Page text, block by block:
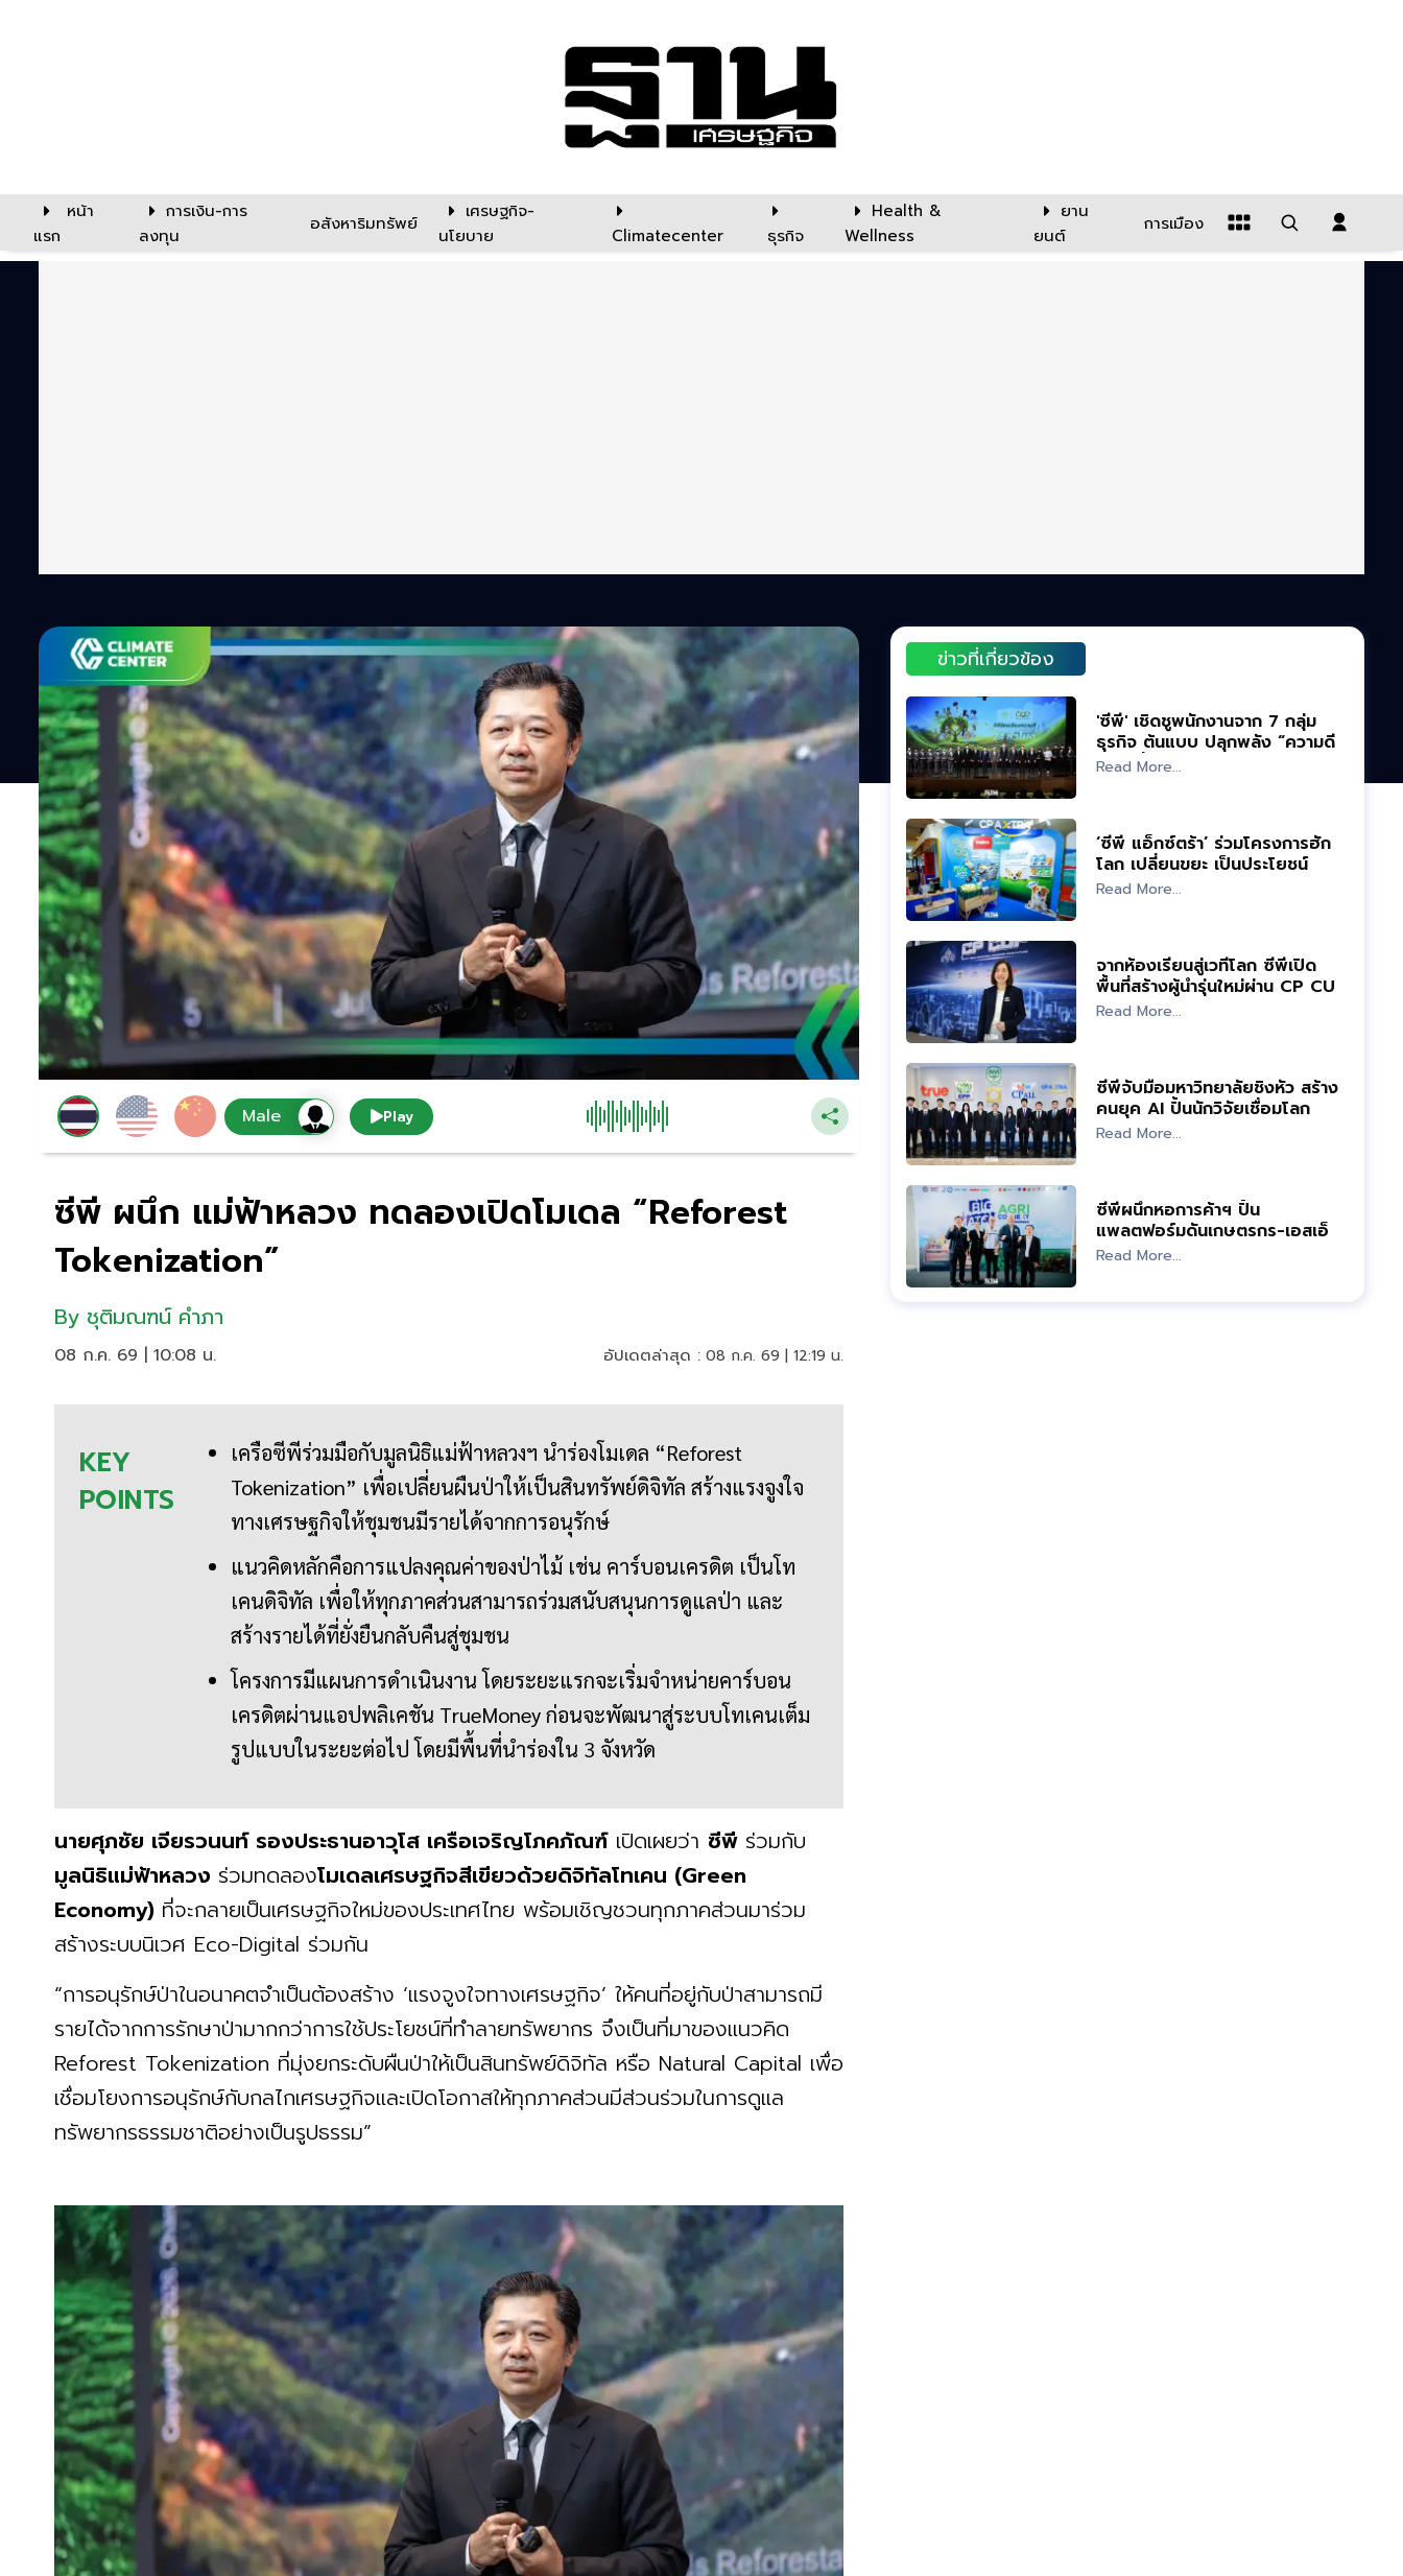
หน้า
แรก
การเงิน-การ
ลงทุน
อสังหาริมทรัพย์
เศรษฐกิจ-
นโยบาย
Climatecenter ธุรกิจ
Health &
Wellness
ยาน
ยนต์
การเมือง
Play
ซีพี ผนึก แม่ฟ้าหลวง ทดลองเปิดโมเดล “Reforest
Tokenization”
By ชุติมณฑน์ คำภา
08 ก.ค. 69 | 10:08 น. อัปเดตล่าสุด : 08 ก.ค. 69 | 12:19 น.
KEY
POINTS
เครือซีพีร่วมมือกับมูลนิธิแม่ฟ้าหลวงฯ นำร่องโมเดล “Reforest
Tokenization” เพื่อเปลี่ยนผืนป่าให้เป็นสินทรัพย์ดิจิทัล สร้างแรงจูงใจ
ทางเศรษฐกิจให้ชุมชนมีรายได้จากการอนุรักษ์
แนวคิดหลักคือการแปลงคุณค่าของป่าไม้ เช่น คาร์บอนเครดิต เป็นโท
เคนดิจิทัล เพื่อให้ทุกภาคส่วนสามารถร่วมสนับสนุนการดูแลป่า และ
สร้างรายได้ที่ยั่งยืนกลับคืนสู่ชุมชน
โครงการมีแผนการดำเนินงาน โดยระยะแรกจะเริ่มจำหน่ายคาร์บอน
เครดิตผ่านแอปพลิเคชัน TrueMoney ก่อนจะพัฒนาสู่ระบบโทเคนเต็ม
รูปแบบในระยะต่อไป โดยมีพื้นที่นำร่องใน 3 จังหวัด
นายศุภชัย เจียรวนนท์ รองประธานอาวุโส เครือเจริญโภคภัณฑ์เปิดเผยว่า ซีพี ร่วมกับ
มูลนิธิแม่ฟ้าหลวง ร่วมทดลองโมเดลเศรษฐกิจสีเขียวด้วยดิจิทัลโทเคน (Green
Economy) ที่จะกลายเป็นเศรษฐกิจใหม่ของประเทศไทย พร้อมเชิญชวนทุกภาคส่วนมาร่วม
สร้างระบบนิเวศ Eco-Digital ร่วมกัน
“การอนุรักษ์ป่าในอนาคตจำเป็นต้องสร้าง ‘แรงจูงใจทางเศรษฐกิจ’ ให้คนที่อยู่กับป่าสามารถมี
รายได้จากการรักษาป่ามากกว่าการใช้ประโยชน์ที่ทำลายทรัพยากร จึงเป็นที่มาของแนวคิด
Reforest Tokenization ที่มุ่งยกระดับผืนป่าให้เป็นสินทรัพย์ดิจิทัล หรือ Natural Capital เพื่อ
เชื่อมโยงการอนุรักษ์กับกลไกเศรษฐกิจและเปิดโอกาสให้ทุกภาคส่วนมีส่วนร่วมในการดูแล
ทรัพยากรธรรมชาติอย่างเป็นรูปธรรม”
ข่าวที่เกี่ยวข้อง
'ซีพี' เชิดชูพนักงานจาก 7 กลุ่ม
ธุรกิจ ต้นแบบ ปลุกพลัง “ความดี”
ขับเคลื่อนองค์กร
Read More...
‘ซีพี แอ็กซ์ตร้า’ ร่วมโครงการฮัก
โลก เปลี่ยนขยะ เป็นประโยชน์
Read More...
จากห้องเรียนสู่เวทีโลก ซีพีเปิด
พื้นที่สร้างผู้นำรุ่นใหม่ผ่าน CP CUP
2025
Read More...
ซีพีจับมือมหาวิทยาลัยชิงหัว สร้าง
คนยุค AI ปั้นนักวิจัยเชื่อมโลก
ธุรกิจ
Read More...
ซีพีผนึกหอการค้าฯ ปั้น
แพลตฟอร์มดันเกษตรกร-เอสเอ็
มอีสู่โมเดิร์นเทรด
Read More...